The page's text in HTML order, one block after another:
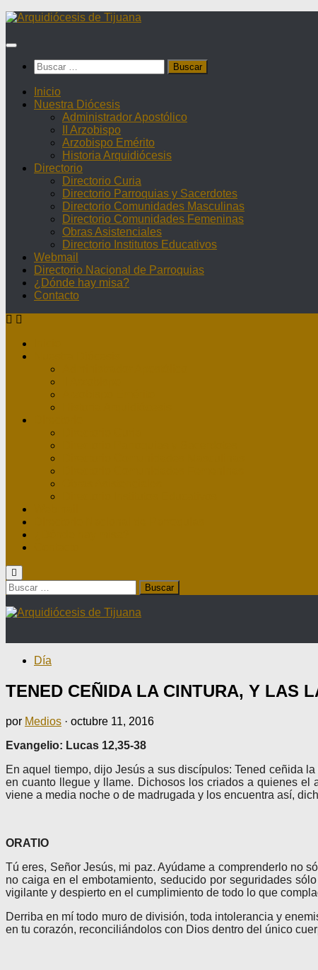
Saltar
contenido
Buscar:
Inicio
Nuestra Diócesis
Administrador Apostólico
II Arzobispo
Arzobispo Emérito
Historia Arquidiócesis
Directorio
Directorio Curia
Directorio Parroquias y Sacerdotes
Directorio Comunidades Masculinas
Directorio Comunidades Femeninas
Obras Asistenciales
Directorio Institutos Educativos
Webmail
Directorio Nacional de Parroquias
¿Dónde hay misa?
Contacto
Buscar:
Día
TENED CEÑIDA LA CINTURA, Y LAS
por Medios · octubre 11, 2016
Evangelio: Lucas 12,35-38
En aquel tiempo, dijo Jesús a sus discípulos: Tened ceñida
en cuanto llegue y llame. Dichosos los criados a quienes
viene a media noche o de madrugada y los encuentra así,
ORATIO
Tú eres, Señor Jesús, mi paz. Ayúdame a comprenderlo no
no caiga en el embotamiento, seducido por seguridades
vigilante y despierto en el cumplimiento de todo lo que
Derriba en mí todo muro de división, toda intolerancia y
en tu corazón, reconciliándolos con Dios dentro del único